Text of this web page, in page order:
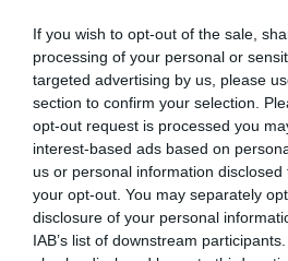
If you wish to opt-out of the sale,
processing of your personal or
targeted advertising by us, please
section to confirm your selection.
opt-out request is processed you
interest-based ads based on
us or personal information
your opt-out. You may separately
disclosure of your personal
IAB’s list of downstream